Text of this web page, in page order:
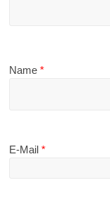
Name*
E-Mail*